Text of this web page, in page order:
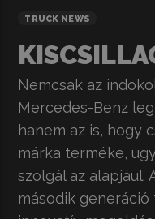
TRUCK NEWS
Nemcsak az
Mercedes-Benz
hanem az is, hogy
márka terméke,
szolgál az
második generáció